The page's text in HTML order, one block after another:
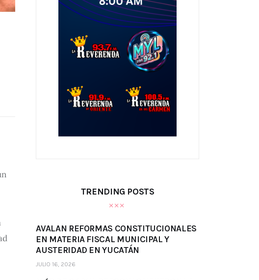
TRENDING POSTS
AVALAN REFORMAS CONSTITUCIONALES
EN MATERIA FISCAL MUNICIPAL Y
AUSTERIDAD EN YUCATÁN
JULIO 16, 2026